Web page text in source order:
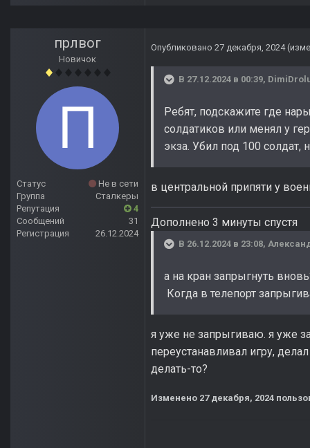
прлвог
Новичок
Статус
Не в сети
Группа
Сталкеры
Репутация
4
Сообщений
31
Регистрация
26.12.2024
Опубликовано 27 декабря, 2024
В 27.12.2024 в 00:39,
Ребят, подскажите где
солдатиков или менял у
экза. Убил под 100 солдат,
в центральной припяти у
Дополнено 3 минуты спустя
В 26.12.2024 в 23:08,
а на кран запрыгнуть
Когда в телепорт
я уже не запрыгиваю. я уже
переустанавливал игру,
делать-то?
Изменено 27 декабря, 2024